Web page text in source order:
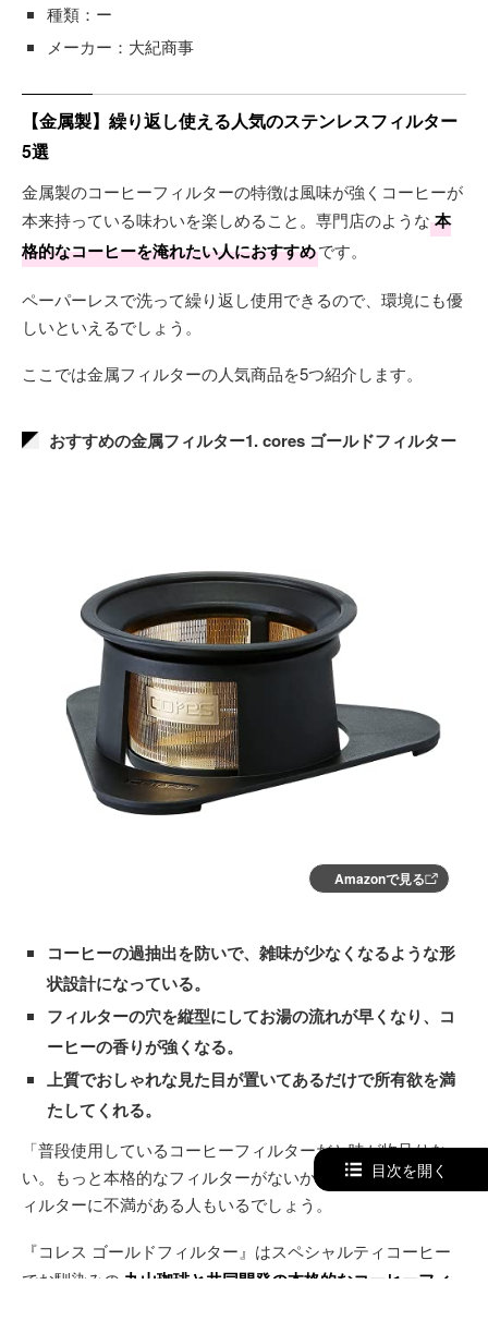
種類：ー
メーカー：大紀商事
【金属製】繰り返し使える人気のステンレスフィルター
5選
金属製のコーヒーフィルターの特徴は風味が強くコーヒーが
本来持っている味わいを楽しめること。専門店のような 本
格的なコーヒーを淹れたい人におすすめです。
ペーパーレスで洗って繰り返し使用できるので、環境にも優
しいといえるでしょう。
ここでは金属フィルターの人気商品を5つ紹介します。
おすすめの金属フィルター1. cores ゴールドフィルター
Amazonで見る
コーヒーの過抽出を防いで、雑味が少なくなるような形
状設計になっている。
フィルターの穴を縦型にしてお湯の流れが早くなり、コ
ーヒーの香りが強くなる。
上質でおしゃれな見た目が置いてあるだけで所有欲を満
たしてくれる。
「普段使用しているコーヒーフィルターだと味が物足りな
い。もっと本格的なフィルターがないかなぁ」とお使いのフ
ィルターに不満がある人もいるでしょう。
『コレス ゴールドフィルター』はスペシャルティコーヒー
でお馴染みの 丸山珈琲と共同開発の本格的なコーヒーフィ
目次を開く